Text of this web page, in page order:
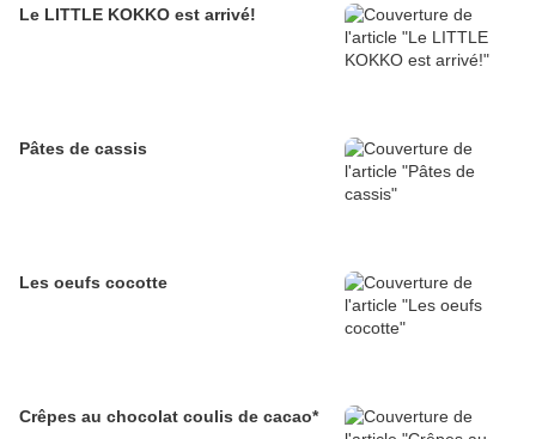
Le LITTLE KOKKO est arrivé!
Pâtes de cassis
Les oeufs cocotte
Crêpes au chocolat coulis de cacao*